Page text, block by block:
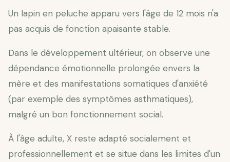
Un lapin en peluche apparu vers l'âge de 12 mois n'a
pas acquis de fonction apaisante stable.
Dans le développement ultérieur, on observe une
dépendance émotionnelle prolongée envers la
mère et des manifestations somatiques d'anxiété
(par exemple des symptômes asthmatiques),
malgré un bon fonctionnement social.
À l'âge adulte, X reste adapté socialement et
professionnellement et se situe dans les limites d'un